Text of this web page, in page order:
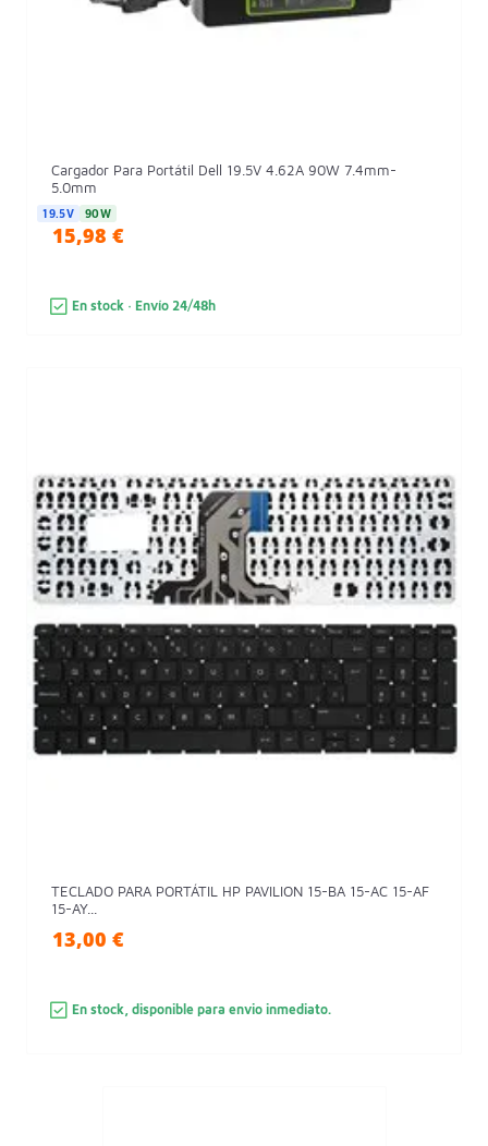
Cargador Para Portátil Dell 19.5V 4.62A 90W 7.4mm-
5.0mm
19.5V 90W
15,98 €
En stock · Envío 24/48h
TECLADO PARA PORTÁTIL HP PAVILION 15-BA 15-AC 15-AF
15-AY...
13,00 €
En stock, disponible para envio inmediato.